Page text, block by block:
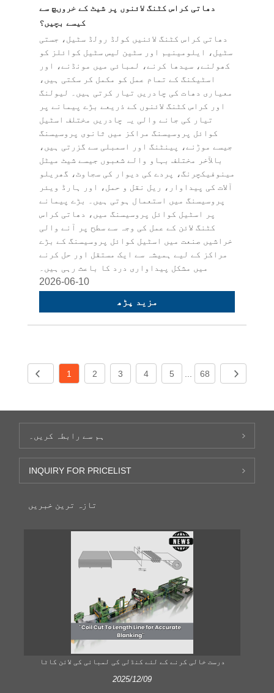
دھاتی کراس کٹنگ لائنوں پر شیٹ کے خروںچ سے
کیسے بچیں؟
دھاتی کراس کٹنگ لائنیں کولڈ رولڈ سٹیل، جستی
سٹیل، ایلومینیم اور سٹین لیس سٹیل کوائلز کو
کھولنے، سیدھا کرنے، لمبائی میں مونڈنے، اور
اسٹیکنگ کے تمام عمل کو مکمل کر سکتی ہیں،
معیاری دھات کی چادریں تیار کرتی ہیں۔ لیولنگ
اور کراس کٹنگ لائنوں کے ذریعے بڑے پیمانے پر
تیار کی جانے والی یہ چادریں مختلف اسٹیل
کوائل پروسیسنگ مراکز میں ثانوی پروسیسنگ
جیسے موڑنے، پینٹنگ اور اسمبلی سے گزرتی ہیں،
بالآخر مختلف بہاو والے شعبوں جیسے شیٹ میٹل
مینوفیکچرنگ، پردے کی دیوار کی سجاوٹ، گھریلو
آلات کی پیداوار، ریل نقل و حمل، اور ہارڈ ویئر
پروسیسنگ میں استعمال ہوتی ہیں۔ بڑے پیمانے
پر اسٹیل کوائل پروسیسنگ میں، دھاتی کراس
کٹنگ لائن کے عمل کی وجہ سے سطح پر آنے والی
خراشیں صنعت میں اسٹیل کوائل پروسیسنگ کے بڑے
مراکز کے لیے ہمیشہ سے ایک مستقل اور حل کرنے
میں مشکل پیداواری درد کا باعث رہی ہیں۔
2026-06-10
مزید پڑھ
1 2 3 4 5 68
ہم سے رابطہ کریں۔
INQUIRY FOR PRICELIST
تازہ ترین خبریں
درست خالی کرنے کے لئے کنڈلی کی لمبائی کی لائن کاٹا
2025/12/09